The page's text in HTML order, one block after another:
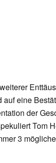
eine
der
Tom
3